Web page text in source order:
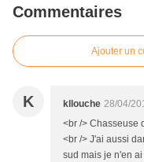
Commentaires
Ajouter un
K kllouche 28/04/
<br /> Chasseuse
<br /> J'ai aussi
sud mais je n'en